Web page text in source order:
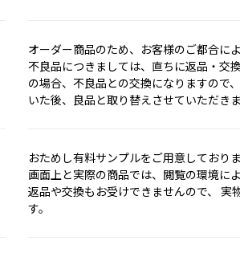
オーダー商品のため、お客様のご都合に
不良品につきましては、直ちに返品・交
の場合、不良品との交換になりますので
いた後、良品と取り替えさせていただきま
おためし有料サンプルをご用意しておりま
画面上と実際の商品では、閲覧の環境に
返品や交換もお受けできませんので、 実
す。